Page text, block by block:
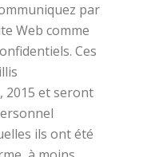
par
Web comme
Ces
2015 et seront
ils ont été